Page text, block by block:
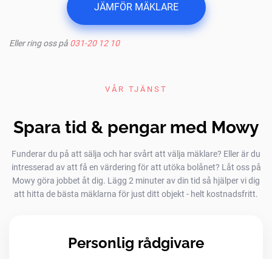
JÄMFÖR MÄKLARE
Eller ring oss på 031-20 12 10
VÅR TJÄNST
Spara tid & pengar med Mowy
Funderar du på att sälja och har svårt att välja mäklare? Eller är du
intresserad av att få en värdering för att utöka bolånet? Låt oss på
Mowy göra jobbet åt dig. Lägg 2 minuter av din tid så hjälper vi dig
att hitta de bästa mäklarna för just ditt objekt - helt kostnadsfritt.
Personlig rådgivare